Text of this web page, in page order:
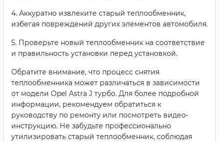
4. Аккуратно извлеките старый теплообменник,
избегая повреждений других элементов автомобиля.
5. Проверьте новый теплообменник на соответствие
и правильность установки перед установкой.
Обратите внимание, что процесс снятия
теплообменника может различаться в зависимости
от модели Opel Astra J турбо. Для более подробной
информации, рекомендуем обратиться к
руководству по ремонту или посмотреть видео-
инструкцию. Не забудьте профессионально
утилизировать старый теплообменник, соблюдая